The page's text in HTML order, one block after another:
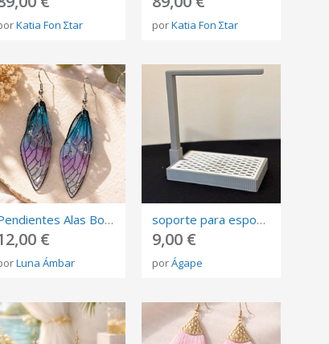
Katia Fon Σtar porKatia Fon Σtar
Pendientes Alas Boreales de Resina Artesanal
€
Luna Ámbar
soporte para esponjas
9,00 €
porÁgape